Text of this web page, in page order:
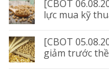
[CBOT
lực mua kỹ
[CBOT
giảm trước